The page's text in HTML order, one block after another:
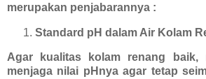
merupakan penjabarannya :
Standard pH dalam Air Kolam
Agar kualitas kolam renang baik,
menjaga nilai pHnya agar tetap